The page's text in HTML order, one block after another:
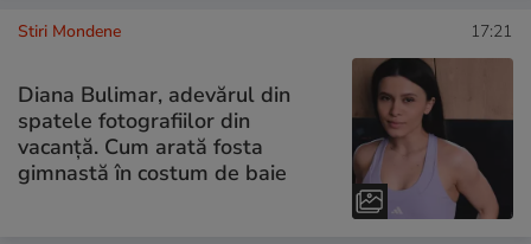
Stiri Mondene 17:21
Diana Bulimar, adevărul din
spatele fotografiilor din
vacanță. Cum arată fosta
gimnastă în costum de baie